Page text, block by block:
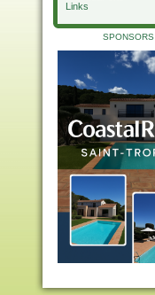
Links
SPONSORS